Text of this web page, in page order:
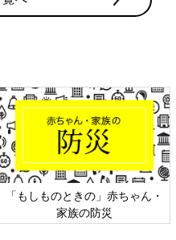
六星占術 細木かおりさんの人生
相談